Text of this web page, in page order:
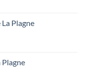
Plagne
Plagne